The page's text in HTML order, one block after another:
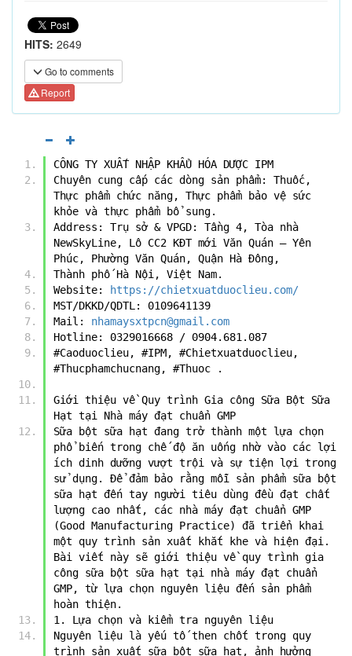
HITS: 2649
Go to comments
Report
CÔNG TY XUẤT NHẬP KHẨU HÓA DƯỢC IPM
Chuyên cung cấp các dòng sản phẩm: Thuốc,
Thực phẩm chức năng, Thực phẩm bảo vệ sức
khỏe và thực phẩm bổ sung.
Address: Trụ sở & VPGD: Tầng 4, Tòa nhà
NewSkyLine, Lô CC2 KĐT mới Văn Quán – Yên
Phúc, Phường Văn Quán, Quận Hà Đông,
Thành phố Hà Nội, Việt Nam.
Website:
https://chietxuatduoclieu.com/
MST/DKKD/QDTL: 0109641139
Mail: nhamaysxtpcn@gmail.com
Hotline: 0329016668 / 0904.681.087
#Caoduoclieu, #IPM, #Chietxuatduoclieu,
#Thucphamchucnang, #Thuoc .
Giới thiệu về Quy trình Gia công Sữa Bột Sữa
Hạt tại Nhà máy đạt chuẩn GMP
Sữa bột sữa hạt đang trở thành một lựa chọn
phổ biến trong chế độ ăn uống nhờ vào các lợi
ích dinh dưỡng vượt trội và sự tiện lợi trong
sử dụng. Để đảm bảo rằng mỗi sản phẩm sữa bột
sữa hạt đến tay người tiêu dùng đều đạt chất
lượng cao nhất, các nhà máy đạt chuẩn GMP
(Good Manufacturing Practice) đã triển khai
một quy trình sản xuất khắt khe và hiện đại.
Bài viết này sẽ giới thiệu về quy trình gia
công sữa bột sữa hạt tại nhà máy đạt chuẩn
GMP, từ lựa chọn nguyên liệu đến sản phẩm
hoàn thiện.
1. Lựa chọn và kiểm tra nguyên liệu
Nguyên liệu là yếu tố then chốt trong quy
trình sản xuất sữa bột sữa hạt, ảnh hưởng